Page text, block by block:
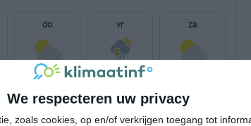
We respecteren uw privacy
zoals cookies, op en/of verkrijgen toegang tot
do
33° 26°
vr
34° 18°
za
25°C 24°C 23°C 28°C